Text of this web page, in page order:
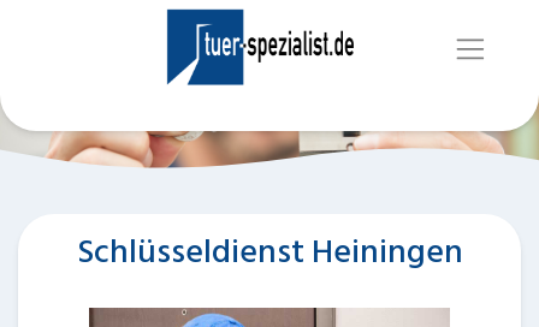
Schlüsseldienst Heiningen